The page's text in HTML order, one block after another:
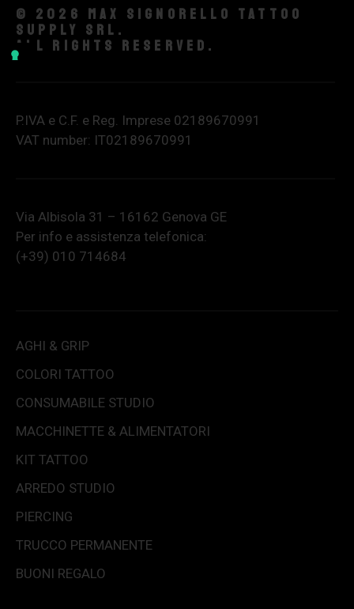
© 2026 Max Signorello Tattoo
supply srl.
All rights reserved.
P.IVA e C.F. e Reg. Imprese 02189670991
VAT number: IT02189670991
Via Albisola 31 – 16162 Genova GE
Per info e assistenza telefonica:
(+39) 010 714684
AGHI & GRIP
COLORI TATTOO
CONSUMABILE STUDIO
MACCHINETTE & ALIMENTATORI
KIT TATTOO
ARREDO STUDIO
PIERCING
TRUCCO PERMANENTE
BUONI REGALO